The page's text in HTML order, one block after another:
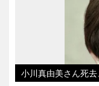
小川真由美さん死